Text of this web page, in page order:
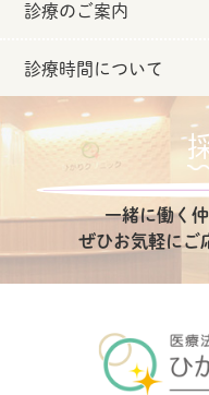
診療のご案内
診療時間について
一緒に働く
ぜひお気軽にご